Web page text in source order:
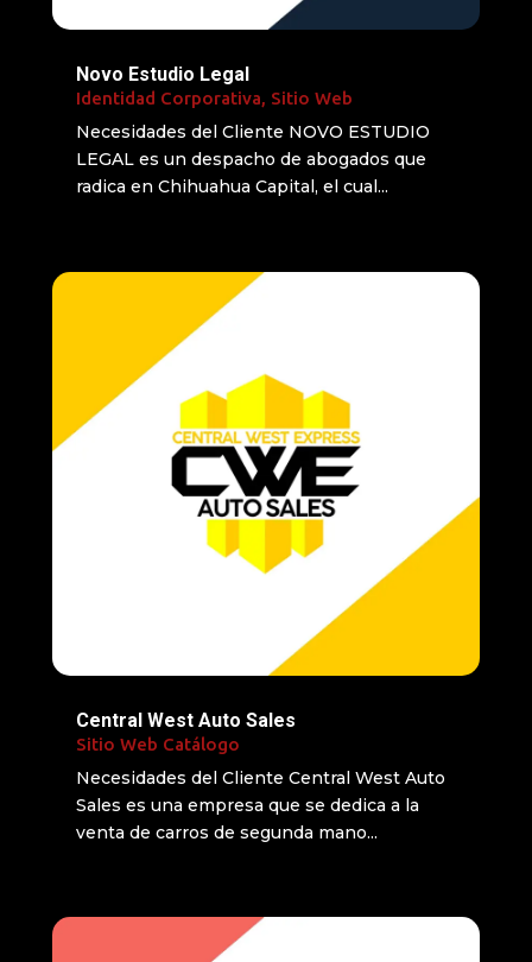
Novo Estudio Legal
Identidad Corporativa, Sitio Web
Necesidades del Cliente NOVO ESTUDIO
LEGAL es un despacho de abogados que
radica en Chihuahua Capital, el cual...
Central West Auto Sales
Sitio Web Catálogo
Necesidades del Cliente Central West Auto
Sales es una empresa que se dedica a la
venta de carros de segunda mano...